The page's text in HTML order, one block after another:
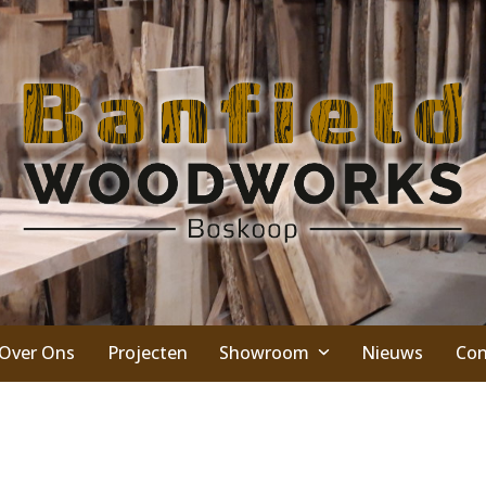
Over Ons Projecten Showroom Nieuws